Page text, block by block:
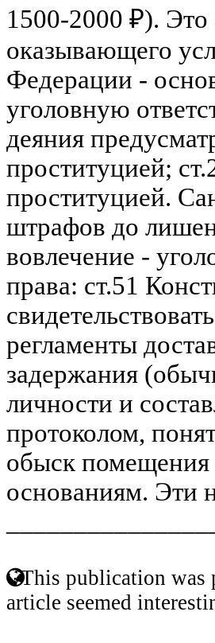
1500-2000 ₽). Это
оказывающего
Федерации -
уголовную
деяния
проституцией;
проституцией.
штрафов до
вовлечение -
права: ст.51
регламенты
задержания
личности и
протоколом,
обыск помещения
основаниям. Эти
This publication was
article seemed